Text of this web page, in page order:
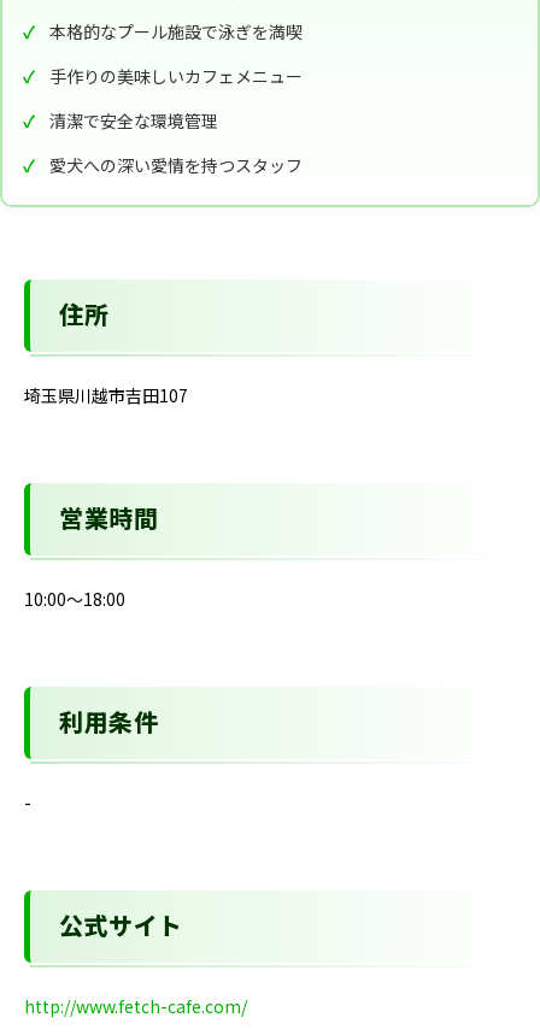
本格的なプール施設で泳ぎを満喫
手作りの美味しいカフェメニュー
清潔で安全な環境管理
愛犬への深い愛情を持つスタッフ
住所
埼玉県川越市吉田107
営業時間
10:00～18:00
利用条件
-
公式サイト
http://www.fetch-cafe.com/